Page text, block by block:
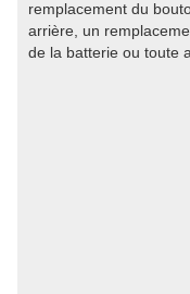
remplacement du
arrière, un
de la batterie ou toute